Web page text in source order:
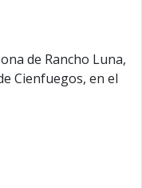
de Rancho Luna,
Cienfuegos, en el